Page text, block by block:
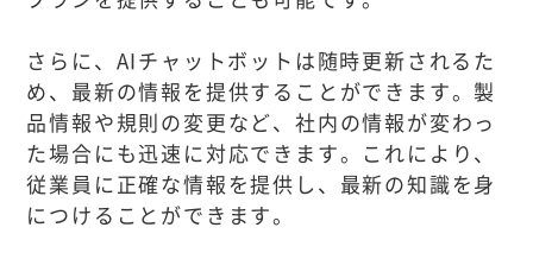
さらに、AIチャットボットは随時更新されるた
め、最新の情報を提供することができます。製
品情報や規則の変更など、社内の情報が変わっ
た場合にも迅速に対応できます。これにより、
従業員に正確な情報を提供し、最新の知識を身
につけることができます。